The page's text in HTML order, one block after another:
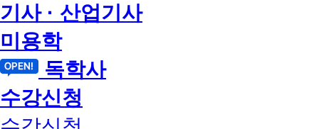
기사 · 산업기사
미용학
독학사
수강신청